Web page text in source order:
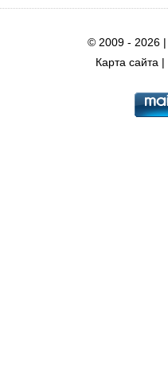
© 2009 - 2026
Карта сайта